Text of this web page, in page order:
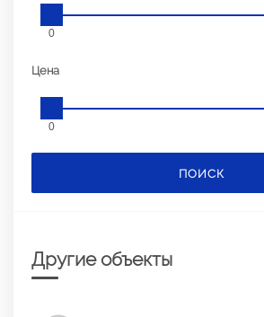
0
Цена
0
ПОИСК
Другие объекты